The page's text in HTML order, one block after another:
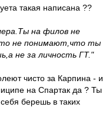
такая написана ??
на филов не
не понимают,что ты
не за личность ГТ."
чисто за Карпина - и
на Спартак да ? Ты
берешь в таких